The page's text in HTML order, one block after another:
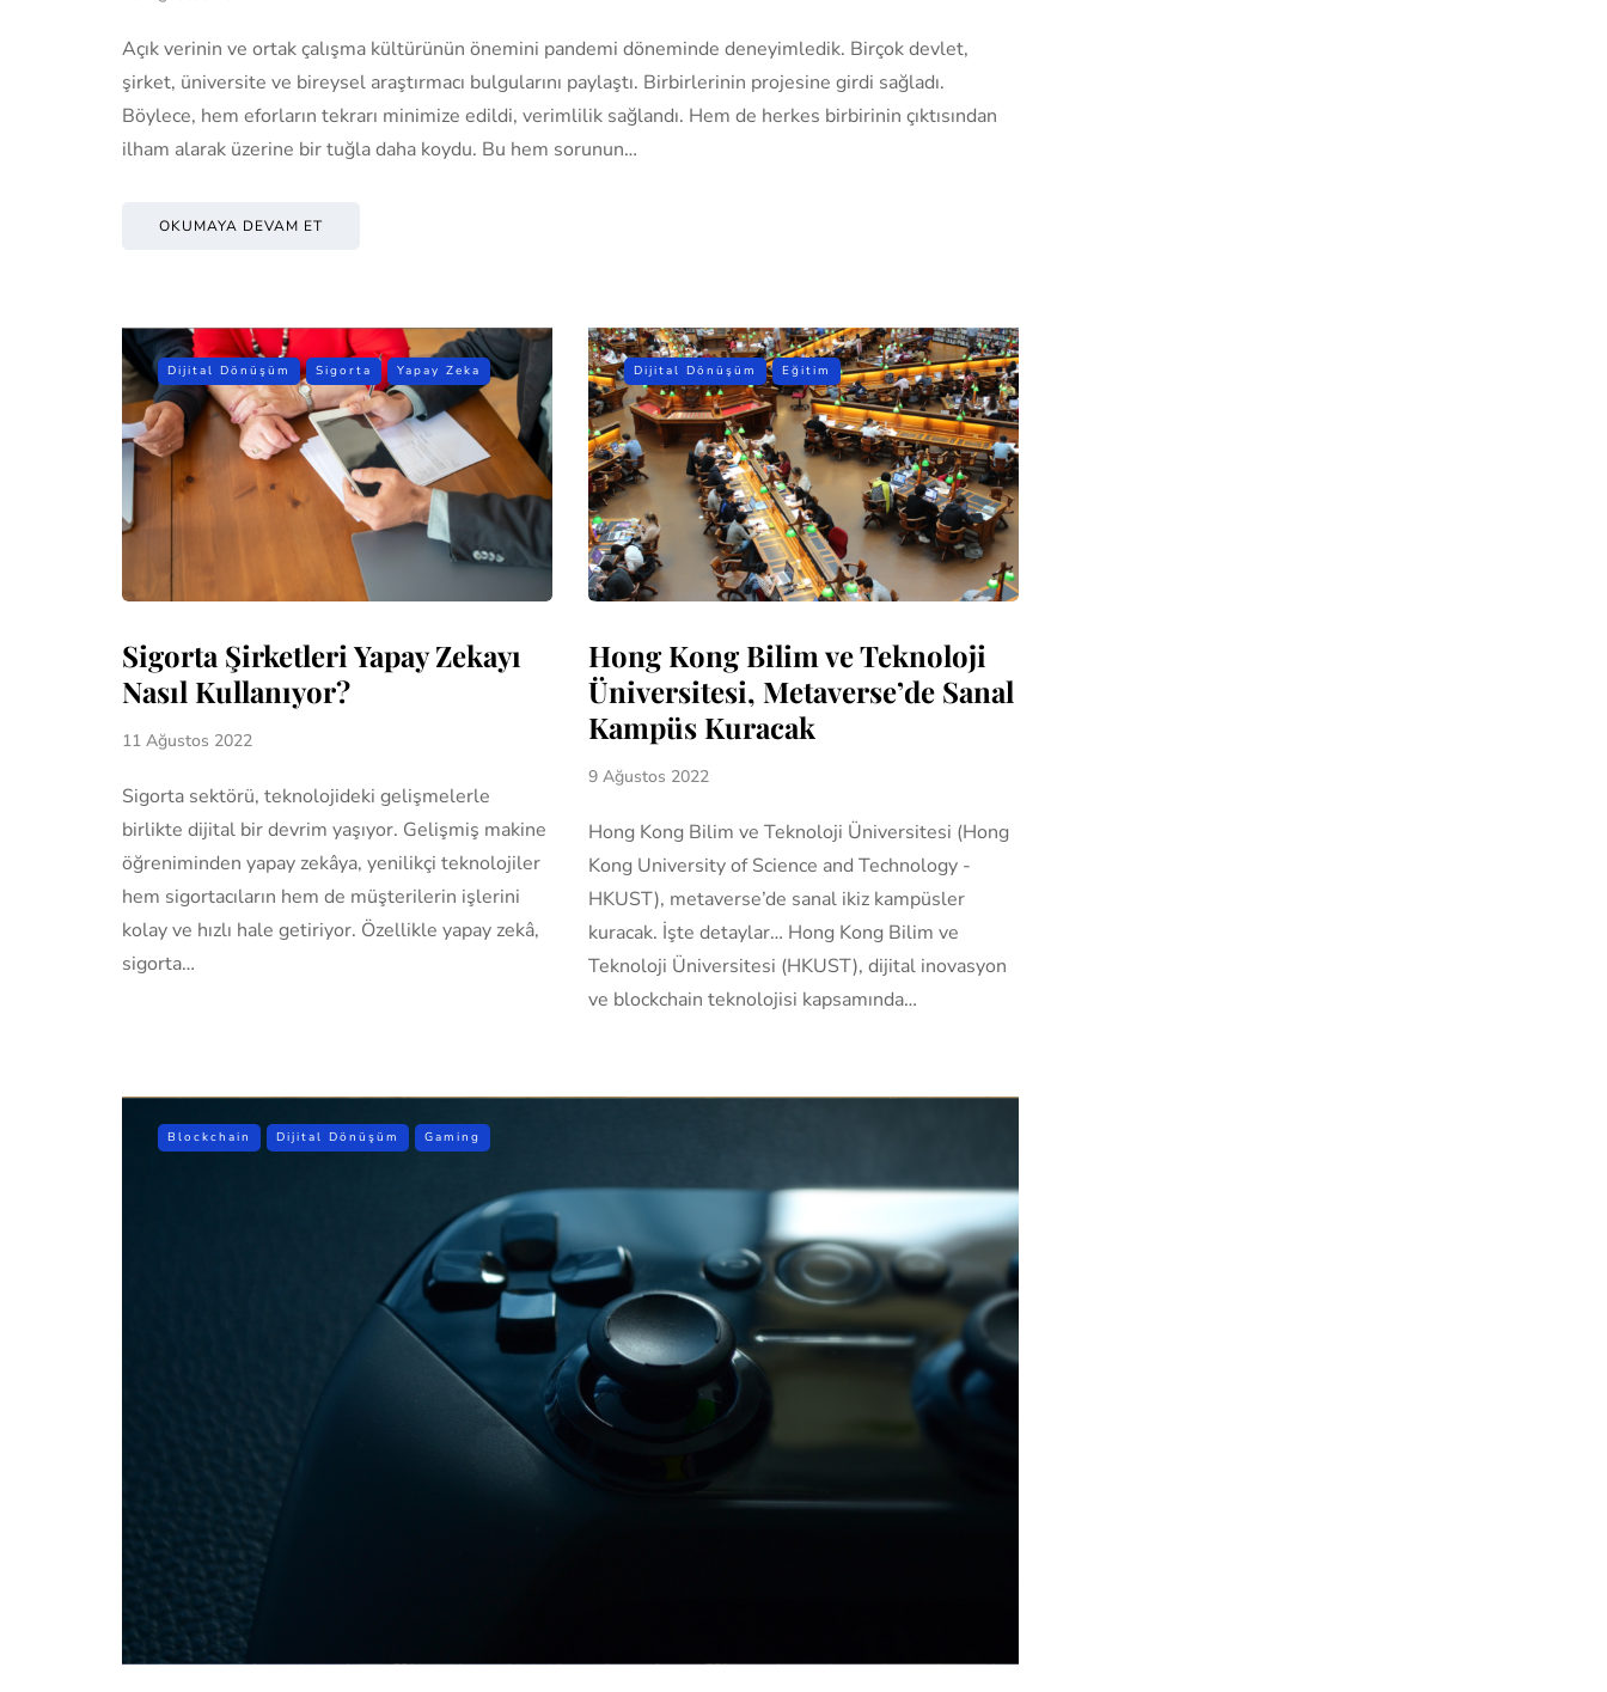
Açık verinin ve ortak çalışma kültürünün önemini pandemi döneminde deneyimledik. Birçok devlet,
şirket, üniversite ve bireysel araştırmacı bulgularını paylaştı. Birbirlerinin projesine girdi sağladı.
Böylece, hem eforların tekrarı minimize edildi, verimlilik sağlandı. Hem de herkes birbirinin çıktısından
ilham alarak üzerine bir tuğla daha koydu. Bu hem sorunun…
OKUMAYA DEVAM ET
Dijital Dönüşüm Sigorta Yapay Zeka
Sigorta Şirketleri Yapay Zekayı
Nasıl Kullanıyor?
11 Ağustos 2022
Sigorta sektörü, teknolojideki gelişmelerle
birlikte dijital bir devrim yaşıyor. Gelişmiş makine
öğreniminden yapay zekâya, yenilikçi teknolojiler
hem sigortacıların hem de müşterilerin işlerini
kolay ve hızlı hale getiriyor. Özellikle yapay zekâ,
sigorta…
Dijital Dönüşüm Eğitim
Hong Kong Bilim ve Teknoloji
Üniversitesi, Metaverse’de Sanal
Kampüs Kuracak
9 Ağustos 2022
Hong Kong Bilim ve Teknoloji Üniversitesi (Hong
Kong University of Science and Technology -
HKUST), metaverse’de sanal ikiz kampüsler
kuracak. İşte detaylar… Hong Kong Bilim ve
Teknoloji Üniversitesi (HKUST), dijital inovasyon
ve blockchain teknolojisi kapsamında…
Blockchain Dijital Dönüşüm Gaming